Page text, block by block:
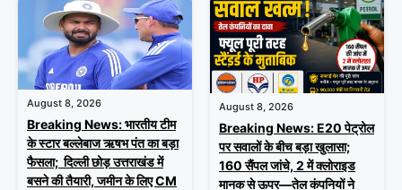
August 8, 2026
Breaking News: भारतीय टीम
के स्टार बल्लेबाज ऋषभ पंत का बड़ा
फैसला; दिल्ली छोड़ उत्तराखंड में
बसने की तैयारी, जमीन के लिए CM
August 8, 2026
Breaking News: E20 पेट्रोल
पर सवालों के बीच बड़ा खुलासा;
160 सैंपल जांचे, 2 में क्लोराइड
मानक से ऊपर—तेल कंपनियों ने